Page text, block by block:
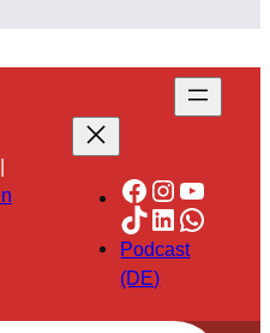
|
Facebook
TikTok
LinkedIn
Podcast
(DE)